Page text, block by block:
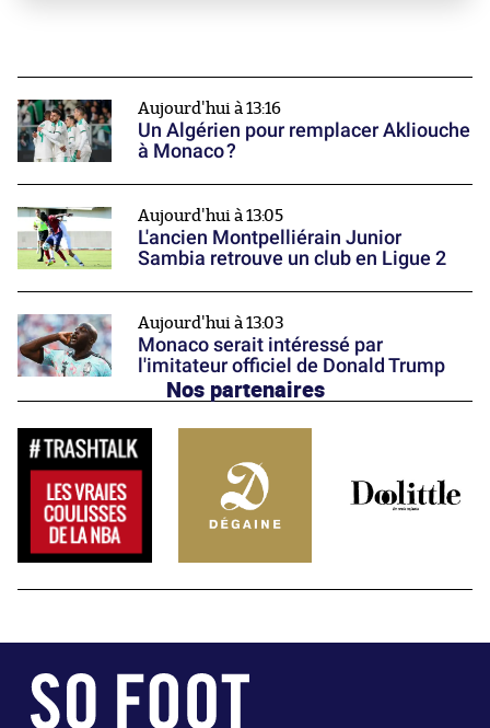
Aujourd'hui à 13:16
Un Algérien pour remplacer Akliouche
à Monaco ?
Aujourd'hui à 13:05
L'ancien Montpelliérain Junior
Sambia retrouve un club en Ligue 2
Aujourd'hui à 13:03
Monaco serait intéressé par
l'imitateur officiel de Donald Trump
Nos partenaires